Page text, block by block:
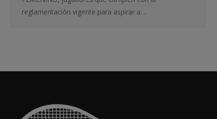
reglamentación vigente para aspirar a…